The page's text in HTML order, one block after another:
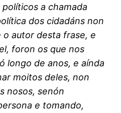
a chamada
dos cidadáns non
autor desta frase, e
foron os que nos
longo de anos, e aínda
moitos deles, non
nosos, senón
e tomando,